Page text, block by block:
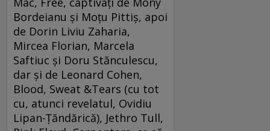
Bordeianu şi Moţu Pittiş, apoi
de Dorin Liviu Zaharia,
Mircea Florian, Marcela
Saftiuc şi Doru Stănculescu,
dar şi de Leonard Cohen,
Blood, Sweat &Tears (cu tot
cu, atunci revelatul, Ovidiu
Lipan-Ţăndărică), Jethro Tull,